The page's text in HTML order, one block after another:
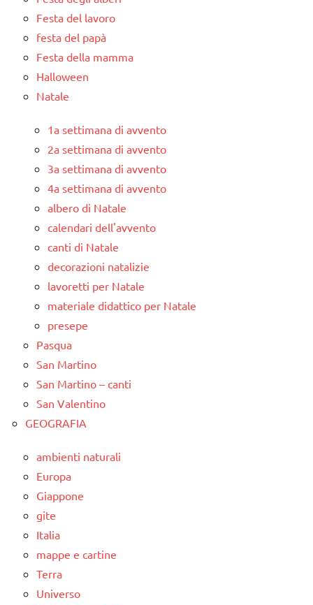
Festa del lavoro
festa del papà
Festa della mamma
Halloween
Natale
1a settimana di avvento
2a settimana di avvento
3a settimana di avvento
4a settimana di avvento
albero di Natale
calendari dell'avvento
canti di Natale
decorazioni natalizie
lavoretti per Natale
materiale didattico per Natale
presepe
Pasqua
San Martino
San Martino – canti
San Valentino
GEOGRAFIA
ambienti naturali
Europa
Giappone
gite
Italia
mappe e cartine
Terra
Universo